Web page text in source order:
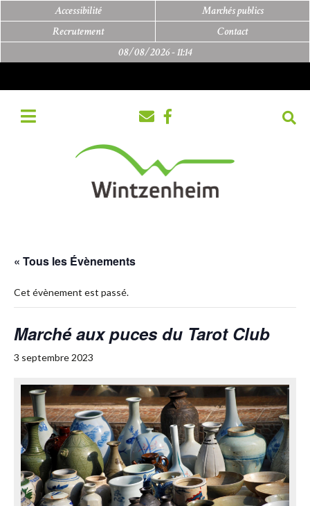
Accessibilité
Marchés publics
Recrutement
Contact
08/08/2026 -11:14
« Tous les Évènements
Cet évènement est passé.
Marché aux puces du Tarot Club
3 septembre 2023